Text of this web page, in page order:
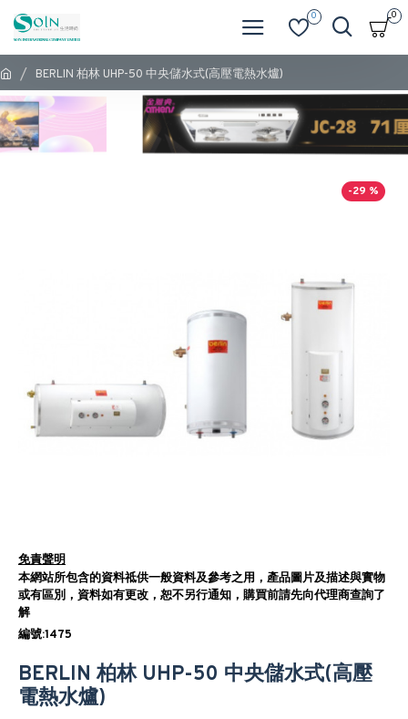
0 0
BERLIN 柏林 UHP-50 中央儲水式(高壓電熱水爐)
-29 %
免責聲明
本網站所包含的資料祗供一般資料及參考之用，產品圖片及描述與實物
或有區別，資料如有更改，恕不另行通知，購買前請先向代理商查詢了
解
編號:1475
BERLIN 柏林 UHP-50 中央儲水式(高壓
電熱水爐)